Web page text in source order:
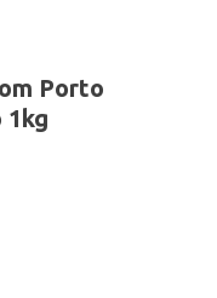
Porto
1kg